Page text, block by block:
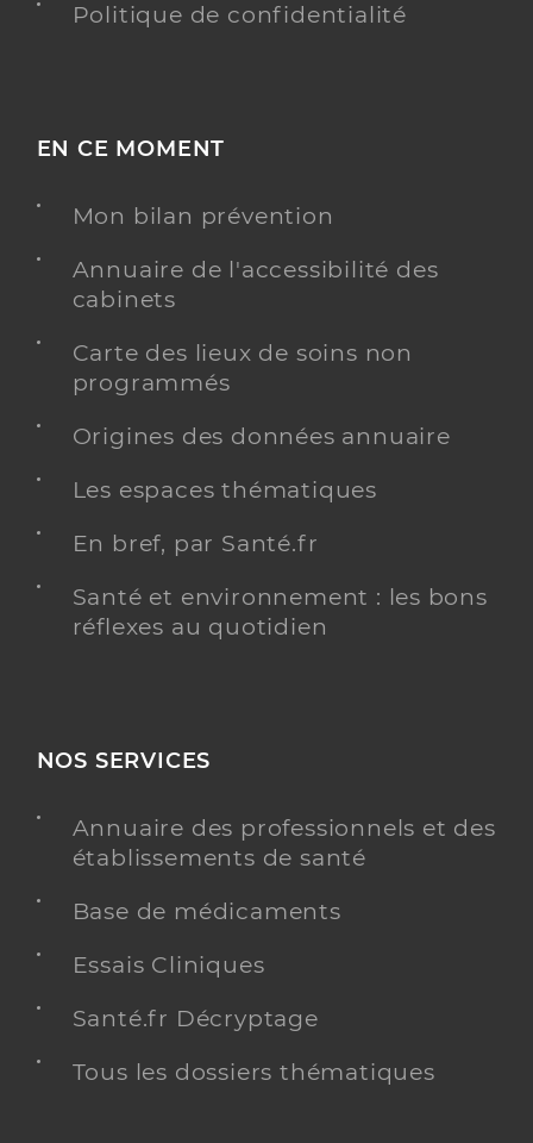
Politique de confidentialité
EN CE MOMENT
Mon bilan prévention
Annuaire de l'accessibilité des
cabinets
Carte des lieux de soins non
programmés
Origines des données annuaire
Les espaces thématiques
En bref, par Santé.fr
Santé et environnement : les bons
réflexes au quotidien
NOS SERVICES
Annuaire des professionnels et des
établissements de santé
Base de médicaments
Essais Cliniques
Santé.fr Décryptage
Tous les dossiers thématiques